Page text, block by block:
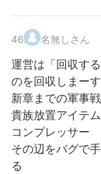
46. 名無しさん
運営は「回収す
のを回収しまー
新章までの軍事
貴族放置アイテ
コンプレッサー
その辺をバグで
る